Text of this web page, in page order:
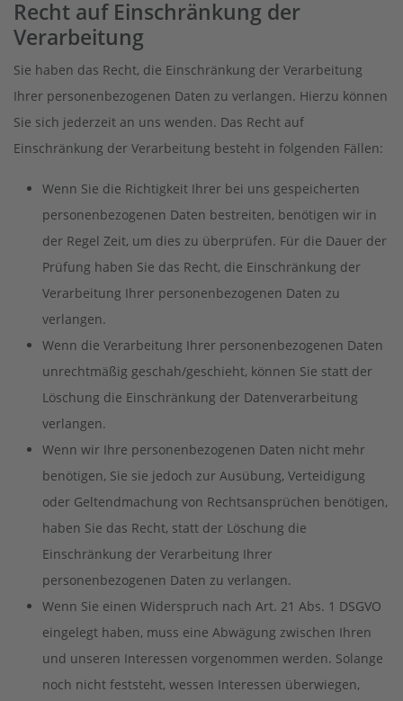
Recht auf Einschränkung der
Verarbeitung
Sie haben das Recht, die Einschränkung der Verarbeitung
Ihrer personenbezogenen Daten zu verlangen. Hierzu können
Sie sich jederzeit an uns wenden. Das Recht auf
Einschränkung der Verarbeitung besteht in folgenden Fällen:
Wenn Sie die Richtigkeit Ihrer bei uns gespeicherten
personenbezogenen Daten bestreiten, benötigen wir in
der Regel Zeit, um dies zu überprüfen. Für die Dauer der
Prüfung haben Sie das Recht, die Einschränkung der
Verarbeitung Ihrer personenbezogenen Daten zu
verlangen.
Wenn die Verarbeitung Ihrer personenbezogenen Daten
unrechtmäßig geschah/geschieht, können Sie statt der
Löschung die Einschränkung der Datenverarbeitung
verlangen.
Wenn wir Ihre personenbezogenen Daten nicht mehr
benötigen, Sie sie jedoch zur Ausübung, Verteidigung
oder Geltendmachung von Rechtsansprüchen benötigen,
haben Sie das Recht, statt der Löschung die
Einschränkung der Verarbeitung Ihrer
personenbezogenen Daten zu verlangen.
Wenn Sie einen Widerspruch nach Art. 21 Abs. 1 DSGVO
eingelegt haben, muss eine Abwägung zwischen Ihren
und unseren Interessen vorgenommen werden. Solange
noch nicht feststeht, wessen Interessen überwiegen,